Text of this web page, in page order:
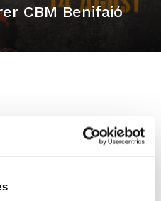
CBM Benifaió
Benifaió
para el día 14 de